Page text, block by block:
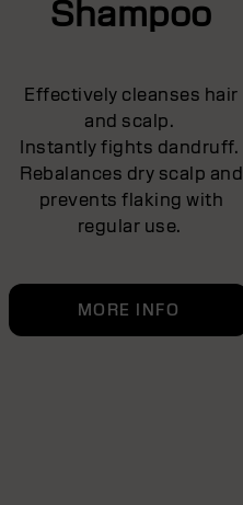
Shampoo
Effectively cleanses hair
and scalp.
Instantly fights dandruff.
Rebalances dry scalp and
prevents flaking with
regular use.
MORE INFO